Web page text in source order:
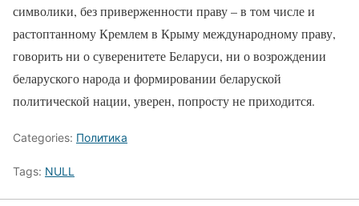
символики, без приверженности праву – в том числе и
растоптанному Кремлем в Крыму международному праву,
говорить ни о суверенитете Беларуси, ни о возрождении
беларуского народа и формировании беларуской
политической нации, уверен, попросту не приходится.
Categories: Политика
Tags: NULL